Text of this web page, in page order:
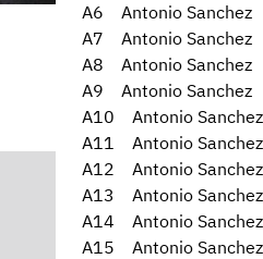
A6 Antonio
A7 Antonio Sanchez
A8 Antonio
A9 Antonio
A10 Antonio
A11 Antonio
A12 Antonio
A13 Antonio
A14 Antonio
A15 Antonio